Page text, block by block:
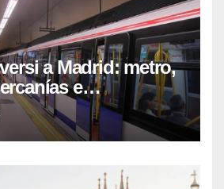
a Madrid: metro,
e
turistici